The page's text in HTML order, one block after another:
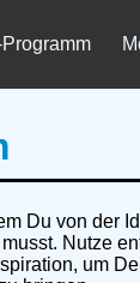
Du von der
Nutze
um